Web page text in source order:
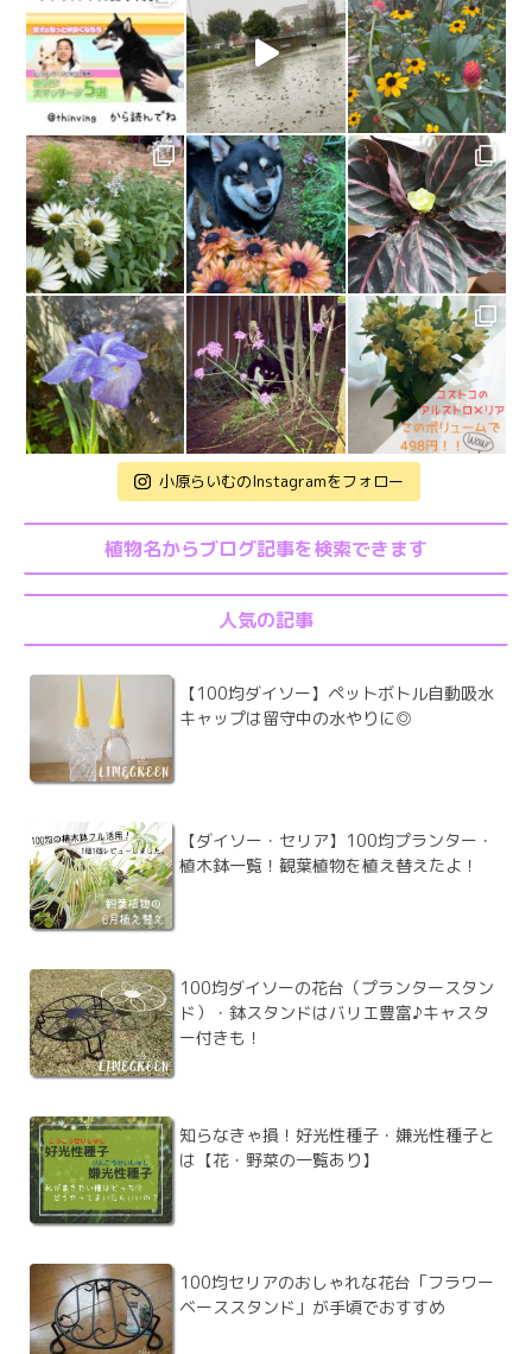
小原らいむのInstagramをフォロー
植物名からブログ記事を検索できます
人気の記事
【100均ダイソー】ペットボトル自動吸水
キャップは留守中の水やりに◎
【ダイソー・セリア】100均プランター・
植木鉢一覧！観葉植物を植え替えたよ！
100均ダイソーの花台（プランタースタン
ド）・鉢スタンドはバリエ豊富♪キャスタ
ー付きも！
知らなきゃ損！好光性種子・嫌光性種子と
は【花・野菜の一覧あり】
100均セリアのおしゃれな花台「フラワー
ベーススタンド」が手頃でおすすめ